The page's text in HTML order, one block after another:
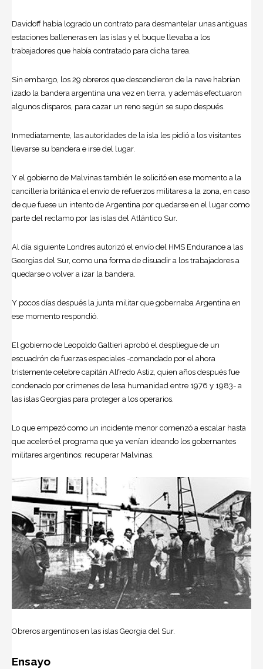
Davidoff había logrado un contrato para desmantelar unas antiguas
estaciones balleneras en las islas y el buque llevaba a los
trabajadores que había contratado para dicha tarea.
Sin embargo, los 29 obreros que descendieron de la nave habrían
izado la bandera argentina una vez en tierra, y además efectuaron
algunos disparos, para cazar un reno según se supo después.
Inmediatamente, las autoridades de la isla les pidió a los visitantes
llevarse su bandera e irse del lugar.
Y el gobierno de Malvinas también le solicitó en ese momento a la
cancillería británica el envío de refuerzos militares a la zona, en caso
de que fuese un intento de Argentina por quedarse en el lugar como
parte del reclamo por las islas del Atlántico Sur.
Al día siguiente Londres autorizó el envío del HMS Endurance a las
Georgias del Sur, como una forma de disuadir a los trabajadores a
quedarse o volver a izar la bandera.
Y pocos días después la junta militar que gobernaba Argentina en
ese momento respondió.
El gobierno de Leopoldo Galtieri aprobó el despliegue de un
escuadrón de fuerzas especiales -comandado por el ahora
tristemente celebre capitán Alfredo Astiz, quien años después fue
condenado por crímenes de lesa humanidad entre 1976 y 1983- a
las islas Georgias para proteger a los operarios.
Lo que empezó como un incidente menor comenzó a escalar hasta
que aceleró el programa que ya venían ideando los gobernantes
militares argentinos: recuperar Malvinas.
Obreros argentinos en las islas Georgia del Sur.
Ensayo